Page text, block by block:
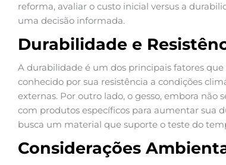
reforma, avaliar o custo inicial versus a
uma decisão informada.
Durabilidade e
A durabilidade é um dos principais fatores
conhecido por sua resistência a condições
externas. Por outro lado, o gesso, embora
com produtos específicos para aumentar sua
busca um material que suporte o teste do
Considerações